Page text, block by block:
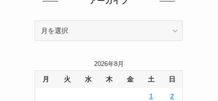
2026年8月
月 火 水 木 金 土 日
1 2